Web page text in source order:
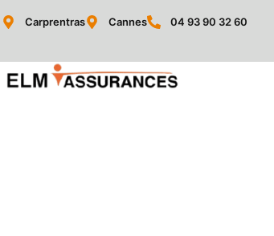
Carprentras Cannes 04 93 90 32 60